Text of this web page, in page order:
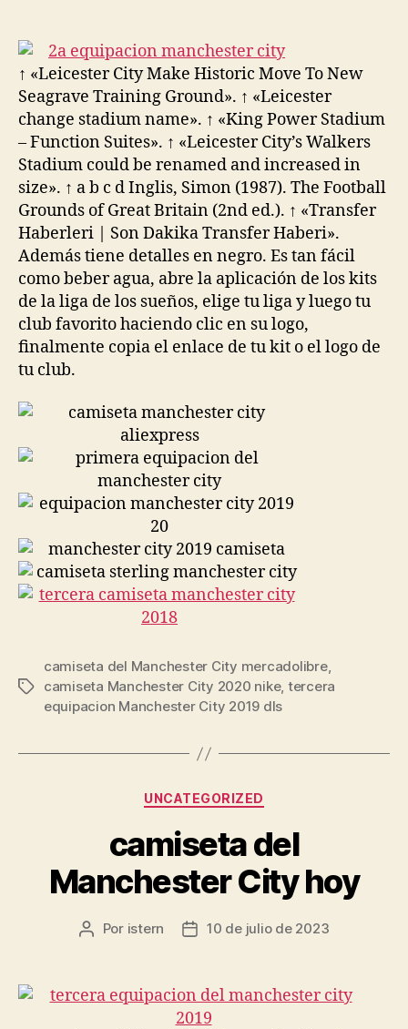
entrada
entrada
↑ «Leicester City Make Historic Move To New
Seagrave Training Ground». ↑ «Leicester
change stadium name». ↑ «King Power Stadium
– Function Suites». ↑ «Leicester City’s Walkers
Stadium could be renamed and increased in
size». ↑ a b c d Inglis, Simon (1987). The Football
Grounds of Great Britain (2nd ed.). ↑ «Transfer
Haberleri | Son Dakika Transfer Haberi».
Además tiene detalles en negro. Es tan fácil
como beber agua, abre la aplicación de los kits
de la liga de los sueños, elige tu liga y luego tu
club favorito haciendo clic en su logo,
finalmente copia el enlace de tu kit o el logo de
tu club.
Etiquetas
camiseta del Manchester City mercadolibre,
camiseta Manchester City 2020 nike, tercera
equipacion Manchester City 2019 dls
Categorías
UNCATEGORIZED
camiseta del
Manchester City hoy
Autor
entrada
Por istern
Fecha
entrada
10 de julio de 2023